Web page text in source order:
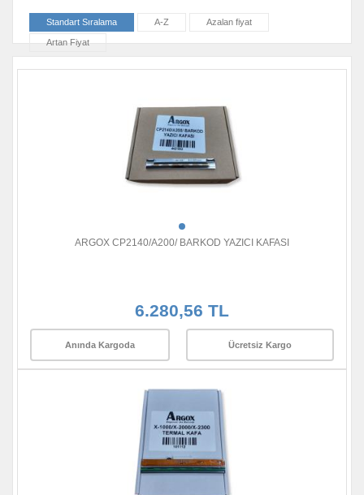
Standart Sıralama A-Z Azalan fiyat
Artan Fiyat
ARGOX CP2140/A200/ BARKOD YAZICI KAFASI
6.280,56 TL
Anında Kargoda Ücretsiz Kargo